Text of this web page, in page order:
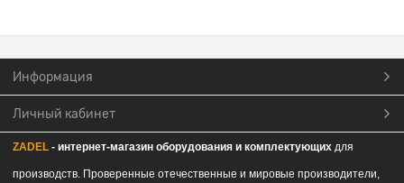
Информация
Личный кабинет
ZADEL - интернет-магазин оборудования и комплектующих для
производств. Проверенные отечественные и мировые производители,